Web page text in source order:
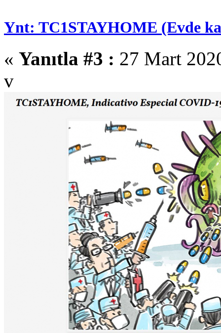
Ynt: TC1STAYHOME (Evde
« Yanıtla #3 : 27 Mart
v